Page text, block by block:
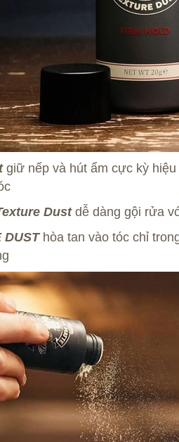
giữ nếp và hút ẩm cực kỳ
Dustdễ dàng gội rửa
DUSThòa tan vào tóc chỉ